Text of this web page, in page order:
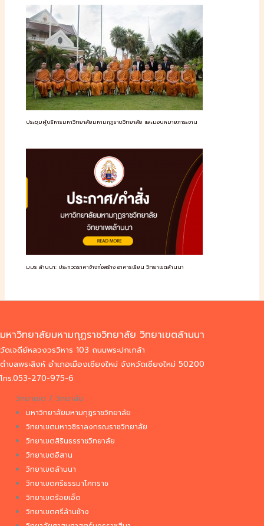
ประชุมผู้บริหารมหาวิทยาลัยมหามกุฏราชวิทยาลัย และมอบหมายภาระงาน
มมร ล้านนา: ประกวดราคาจ้างก่อสร้าง อาคารเรียน วิทยาเขตล้านนา
มหาวิทยาลัยมหามกุฏราชวิทยาลัย วิทยาเขตล้านนา
วัดเจดีย์หลวงวรวิหาร 103 ถนนพระปกเกล้า
ตำบลพระสิงห์ อำเภอเมืองเชียงใหม่ จังหวัดเชียงใหม่ 50200
โทร.053-270-975-6
วิทยาเขต / วิทยาลัย
มหาวิทยาลัยมหามกุฏราชวิทยาลัย
วิทยาเขตมหาวชิราลงกรณราชวิทยาลัย
วิทยาเขตสิรินธรราชวิทยาลัย
วิทยาเขตอีสาน
วิทยาเขตล้านนา
วิทยาเขตศรีธรรมาโศกราช
วิทยาเขตร้อยเอ็ด
วิทยาเขตศรีล้านช้าง